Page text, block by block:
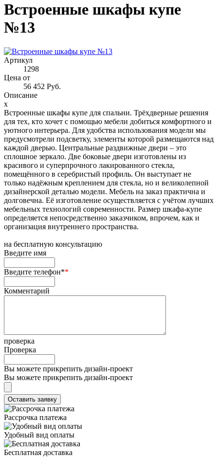
Встроенные шкафы купе
№13
Артикул
1298
Цена от
56 452 Руб.
Описание
x
Встроенные шкафы купе для спальни. Трёхдверные решения
для тех, кто хочет с помощью мебели добиться комфортного и
уютного интерьера. Для удобства использования модели мы
предусмотрели подсветку, элементы которой размещаются над
каждой дверью. Центральные раздвижные двери – это
сплошное зеркало. Две боковые двери изготовлены из
красивого и суперпрочного лакированного стекла,
помещённого в серебристый профиль. Он выступает не
только надёжным креплением для стекла, но и великолепной
дизайнерской деталью модели. Мебель на заказ практична и
долговечна. Её изготовление осуществляется с учётом лучших
мебельных технологий современности. Размер шкафа-купе
определяется непосредственно заказчиком, впрочем, как и
организация внутреннего пространства.
на бесплатную консультацию
Введите имя
Введите телефон**
Комментарий
проверка
Проверка
Вы можете прикрепить дизайн-проект
Вы можете прикрепить дизайн-проект
Рассрочка платежа
Удобный вид оплаты
Бесплатная доставка